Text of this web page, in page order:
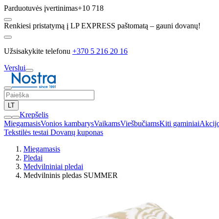
Parduotuvės įvertinimas+10 718
Renkiesi pristatymą į LP EXPRESS paštomatą – gauni dovanų!
Užsisakykite telefonu +370 5 216 20 16
Verslui
LT
Krepšelis
MiegamasisVonios kambarysVaikamsViešbučiamsKiti gaminiai
Tekstilės testai Dovanų kuponas
Miegamasis
Pledai
Medvilniniai pledai
Medvilninis pledas SUMMER